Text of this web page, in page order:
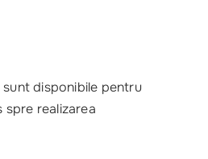
sunt disponibile pentru
spre realizarea